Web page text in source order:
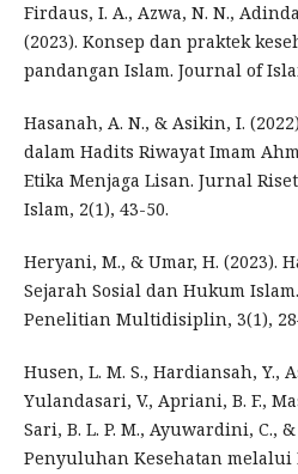
Firdaus, I. A., Azwa, N. N.,
(2023). Konsep dan praktek
pandangan Islam. Journal of
Hasanah, A. N., & Asikin, I.
dalam Hadits Riwayat Imam
Etika Menjaga Lisan. Jurnal
Islam, 2(1), 43-50.
Heryani, M., & Umar, H. (2023).
Sejarah Sosial dan Hukum
Penelitian Multidisiplin, 3(1),
Husen, L. M. S., Hardiansah, Y.,
Yulandasari, V., Apriani, B. F.,
Sari, B. L. P. M., Ayuwardini, C.,
Penyuluhan Kesehatan melalui